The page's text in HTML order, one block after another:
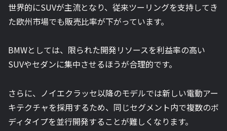
世界的にSUVが主流となり、従来ツーリングを支持してき
た欧州市場でも販売比率が下がっています。
BMWとしては、限られた開発リソースを利益率の高い
SUVやセダンに集中させるほうが合理的です。
さらに、ノイエクラッセ以降のモデルでは新しい電動アー
キテクチャを採用するため、同じセグメント内で複数のボ
ディタイプを並行開発することが難しくなります。